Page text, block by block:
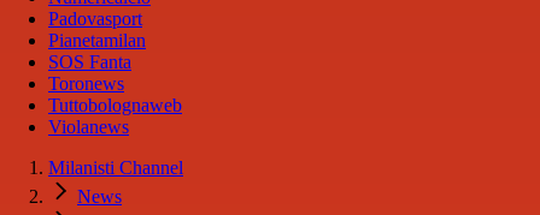
Padovasport
Pianetamilan
SOS Fanta
Toronews
Tuttobolognaweb
Violanews
Milanisti Channel
News